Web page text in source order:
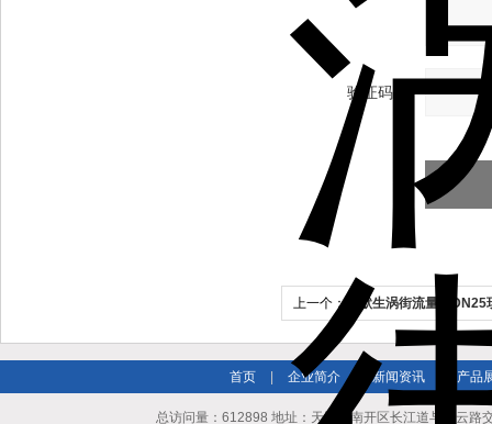
验证码：
上一个： 艾默生涡街流量计DN25
首页 企业简介 | 新闻资讯 产品
总访问量：612898 地址：天津市南开区长江道与密云